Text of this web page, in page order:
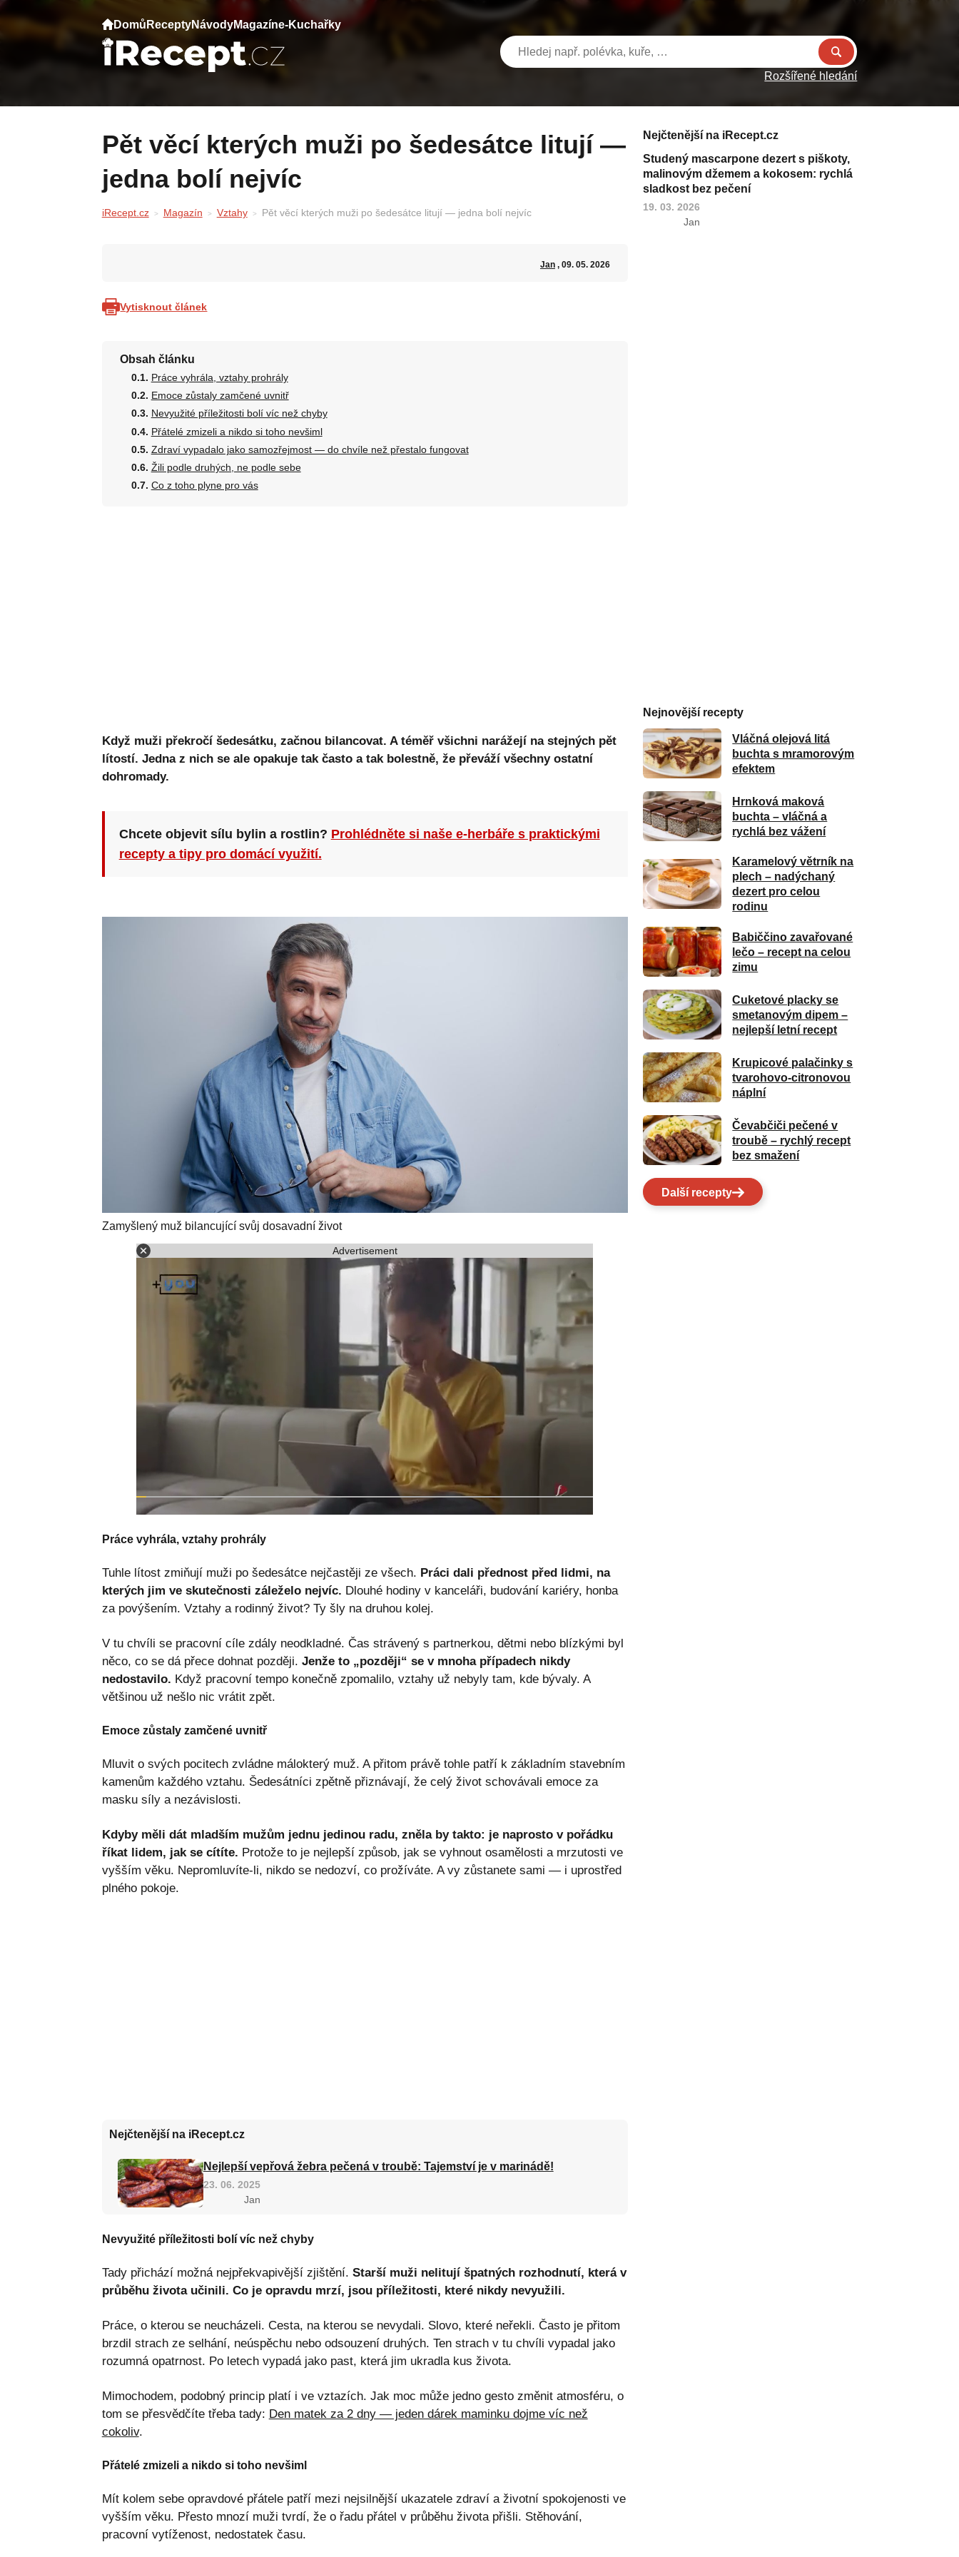
Domů ReceptyNávodyMagazíne-Kuchařky
Rozšířené hledání
Pět věcí kterých muži po šedesátce litují —
jedna bolí nejvíc
iRecept.cz Magazín Vztahy Pět věcí kterých muži po šedesátce litují — jedna bolí nejvíc
Jan, 09. 05. 2026
Vytisknout článek
Obsah článku
Práce vyhrála, vztahy prohrály
Emoce zůstaly zamčené uvnitř
Nevyužité příležitosti bolí víc než chyby
Přátelé zmizeli a nikdo si toho nevšiml
Zdraví vypadalo jako samozřejmost — do chvíle než přestalo fungovat
Žili podle druhých, ne podle sebe
Co z toho plyne pro vás
Když muži překročí šedesátku, začnou bilancovat. A téměř všichni narážejí na stejných pět
lítostí. Jedna z nich se ale opakuje tak často a tak bolestně, že převáží všechny ostatní
dohromady.
Chcete objevit sílu bylin a rostlin? Prohlédněte si naše e-herbáře s praktickými
recepty a tipy pro domácí využití.
Zamyšlený muž bilancující svůj dosavadní život
Advertisement
Práce vyhrála, vztahy prohrály
Tuhle lítost zmiňují muži po šedesátce nejčastěji ze všech. Práci dali přednost před lidmi, na
kterých jim ve skutečnosti záleželo nejvíc. Dlouhé hodiny v kanceláři, budování kariéry, honba
za povýšením. Vztahy a rodinný život? Ty šly na druhou kolej.
V tu chvíli se pracovní cíle zdály neodkladné. Čas strávený s partnerkou, dětmi nebo blízkými byl
něco, co se dá přece dohnat později. Jenže to „později“ se v mnoha případech nikdy
nedostavilo. Když pracovní tempo konečně zpomalilo, vztahy už nebyly tam, kde bývaly. A
většinou už nešlo nic vrátit zpět.
Emoce zůstaly zamčené uvnitř
Mluvit o svých pocitech zvládne málokterý muž. A přitom právě tohle patří k základním stavebním
kamenům každého vztahu. Šedesátníci zpětně přiznávají, že celý život schovávali emoce za
masku síly a nezávislosti.
Kdyby měli dát mladším mužům jednu jedinou radu, zněla by takto: je naprosto v pořádku
říkat lidem, jak se cítíte. Protože to je nejlepší způsob, jak se vyhnout osamělosti a mrzutosti ve
vyšším věku. Nepromluvíte-li, nikdo se nedozví, co prožíváte. A vy zůstanete sami — i uprostřed
plného pokoje.
Nejčtenější na iRecept.cz
Nejlepší vepřová žebra pečená v troubě: Tajemství je v marinádě!
23. 06. 2025
Jan
Nevyužité příležitosti bolí víc než chyby
Tady přichází možná nejpřekvapivější zjištění. Starší muži nelitují špatných rozhodnutí, která v
průběhu života učinili. Co je opravdu mrzí, jsou příležitosti, které nikdy nevyužili.
Práce, o kterou se neucházeli. Cesta, na kterou se nevydali. Slovo, které neřekli. Často je přitom
brzdil strach ze selhání, neúspěchu nebo odsouzení druhých. Ten strach v tu chvíli vypadal jako
rozumná opatrnost. Po letech vypadá jako past, která jim ukradla kus života.
Mimochodem, podobný princip platí i ve vztazích. Jak moc může jedno gesto změnit atmosféru, o
tom se přesvědčíte třeba tady: Den matek za 2 dny — jeden dárek maminku dojme víc než
cokoliv.
Přátelé zmizeli a nikdo si toho nevšiml
Mít kolem sebe opravdové přátele patří mezi nejsilnější ukazatele zdraví a životní spokojenosti ve
vyšším věku. Přesto mnozí muži tvrdí, že o řadu přátel v průběhu života přišli. Stěhování,
pracovní vytíženost, nedostatek času.
Nejčtenější na iRecept.cz
Studený mascarpone dezert s piškoty,
malinovým džemem a kokosem: rychlá
sladkost bez pečení
19. 03. 2026
Jan
Nejnovější recepty
Vláčná olejová litá
buchta s mramorovým
efektem
Hrnková maková
buchta – vláčná a
rychlá bez vážení
Karamelový větrník na
plech – nadýchaný
dezert pro celou
rodinu
Babiččino zavařované
lečo – recept na celou
zimu
Cuketové placky se
smetanovým dipem –
nejlepší letní recept
Krupicové palačinky s
tvarohovo-citronovou
náplní
Čevabčiči pečené v
troubě – rychlý recept
bez smažení
Další recepty